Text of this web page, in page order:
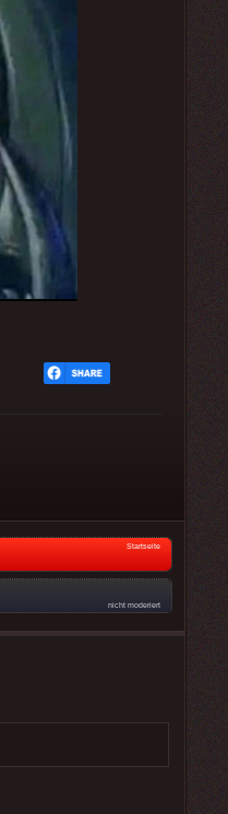
Startseite
nicht moderiert